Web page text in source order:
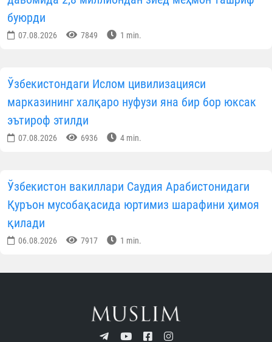
Тўрткўлда ободонлаштириш ва меҳр-саховат
Навоийда ёш диний соҳа ходимлари билан
мулоқот ўтказилди
Хоразмда диний таълим муассасаларига кириш
имтиҳонлари бошланди
07.08.2026 3066 1 min.